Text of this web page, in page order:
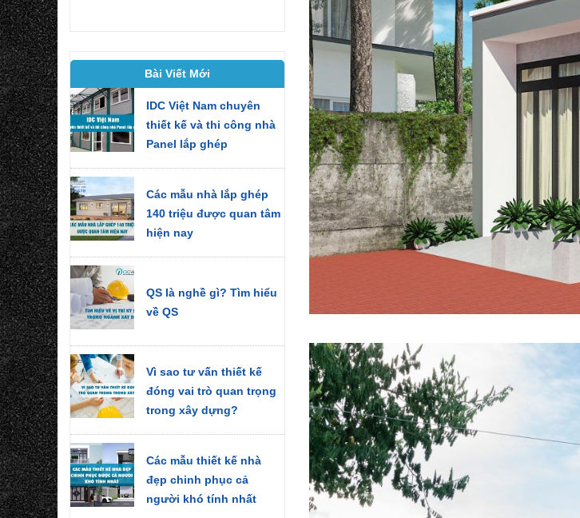
Bài Viết Mới
IDC Việt Nam chuyên
thiết kế và thi công nhà
Panel lắp ghép
Các mẫu nhà lắp ghép
140 triệu được quan tâm
hiện nay
QS là nghề gì? Tìm hiểu
về QS
Vì sao tư vấn thiết kế
đóng vai trò quan trọng
trong xây dựng?
Các mẫu thiết kế nhà
đẹp chinh phục cả
người khó tính nhất